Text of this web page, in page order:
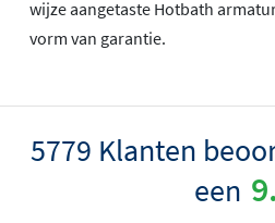
wijze aangetaste Hotbath
vorm van garantie.
5779 Klanten
een